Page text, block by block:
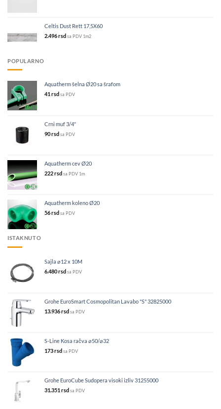
Celtis Dust Rett 17,5X60
2.496rsdsa PDV 1m2
POPULARNO
Aquatherm šelna Ø20 sa šrafom
41 rsd sa PDV
Crni muf 3/4"
90rsd sa PDV
Aquatherm cev Ø20
222rsd sa PDV 1m
Aquatherm koleno Ø20
56rsd sa PDV
ISTAKNUTO
Sajla ⌀12 x 10M
6.480rsd sa PDV
Grohe EuroSmart Cosmopolitan Lavabo "S" 32825000
13.936rsd sa PDV
S-Line Kosa račva ⌀50/⌀32
173rsd sa PDV
Grohe EuroCube Sudopera visoki izliv 31255000
31.351 rsd sa PDV